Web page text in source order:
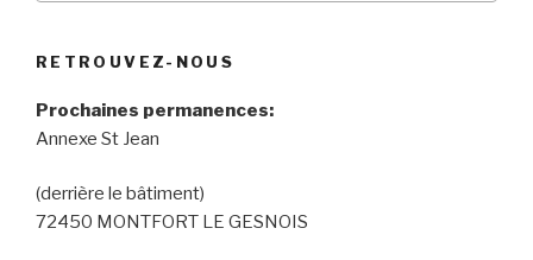
RETROUVEZ-NOUS
Prochaines permanences:
Annexe St Jean
(derrière le bâtiment)
72450 MONTFORT LE GESNOIS